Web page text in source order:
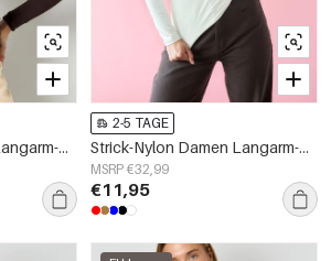
Strick-Nylon Damen Langarm-Oberteil Basis Einfarbig
2-5 TAGE
Strick-Nylon Damen Langarm-Oberteil Basic Einfarbig
MSRP €32,99
€11,95